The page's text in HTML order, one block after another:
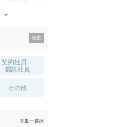
無資格 OK
WEB面接OK
契約社員・
嘱託社員
その他
※単一選択